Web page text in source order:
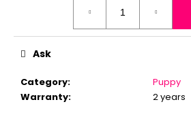
Category:
Puppy
Warranty: 2 years
Ask